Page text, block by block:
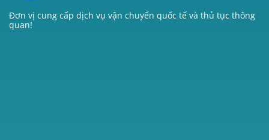
Đơn vị cung cấp dịch vụ vận chuyển quốc tế và thủ tục thông
quan!